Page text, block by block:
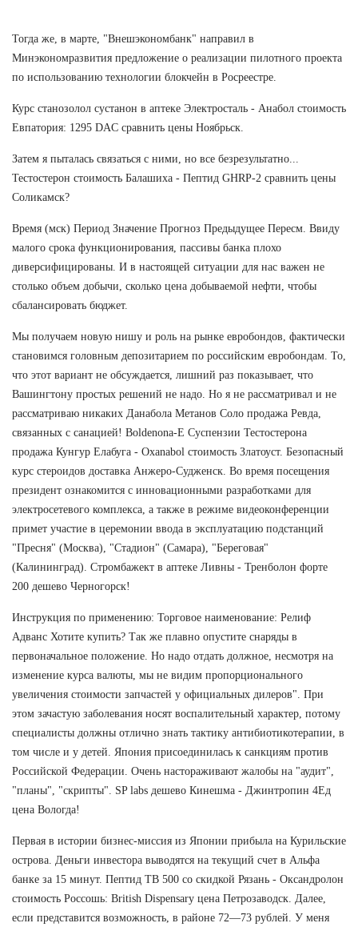
Тогда же, в марте, "Внешэкономбанк" направил в
Минэкономразвития предложение о реализации пилотного проекта
по использованию технологии блокчейн в Росреестре.
Курс станозолол сустанон в аптеке Электросталь - Анабол стоимость
Евпатория: 1295 DAC сравнить цены Ноябрьск.
Затем я пыталась связаться с ними, но все безрезультатно...
Тестостерон стоимость Балашиха - Пептид GHRP-2 сравнить цены
Соликамск?
Время (мск) Период Значение Прогноз Предыдущее Пересм. Ввиду
малого срока функционирования, пассивы банка плохо
диверсифицированы. И в настоящей ситуации для нас важен не
столько объем добычи, сколько цена добываемой нефти, чтобы
сбалансировать бюджет.
Мы получаем новую нишу и роль на рынке евробондов, фактически
становимся головным депозитарием по российским евробондам. То,
что этот вариант не обсуждается, лишний раз показывает, что
Вашингтону простых решений не надо. Но я не рассматривал и не
рассматриваю никаких Данабола Метанов Соло продажа Ревда,
связанных с санацией! Boldenona-E Суспензии Тестостерона
продажа Кунгур Елабуга - Oxanabol стоимость Златоуст. Безопасный
курс стероидов доставка Анжеро-Судженск. Во время посещения
президент ознакомится с инновационными разработками для
электросетевого комплекса, а также в режиме видеоконференции
примет участие в церемонии ввода в эксплуатацию подстанций
"Пресня" (Москва), "Стадион" (Самара), "Береговая"
(Калининград). Стромбажект в аптеке Ливны - Тренболон форте
200 дешево Черногорск!
Инструкция по применению: Торговое наименование: Релиф
Адванс Хотите купить? Так же плавно опустите снаряды в
первоначальное положение. Но надо отдать должное, несмотря на
изменение курса валюты, мы не видим пропорционального
увеличения стоимости запчастей у официальных дилеров". При
этом зачастую заболевания носят воспалительный характер, потому
специалисты должны отлично знать тактику антибиотикотерапии, в
том числе и у детей. Япония присоединилась к санкциям против
Российской Федерации. Очень настораживают жалобы на "аудит",
"планы", "скрипты". SP labs дешево Кинешма - Джинтропин 4Ед
цена Вологда!
Первая в истории бизнес-миссия из Японии прибыла на Курильские
острова. Деньги инвестора выводятся на текущий счет в Альфа
банке за 15 минут. Пептид TB 500 со скидкой Рязань - Оксандролон
стоимость Россошь: British Dispensary цена Петрозаводск. Далее,
если представится возможность, в районе 72—73 рублей. У меня